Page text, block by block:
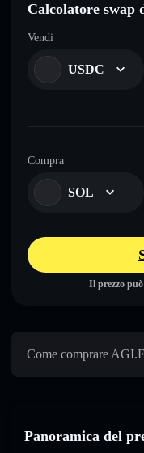
Calcolatore swap
Vendi
USDC
Compra
SOL
Il prezzo
Come comprare
Panoramica del